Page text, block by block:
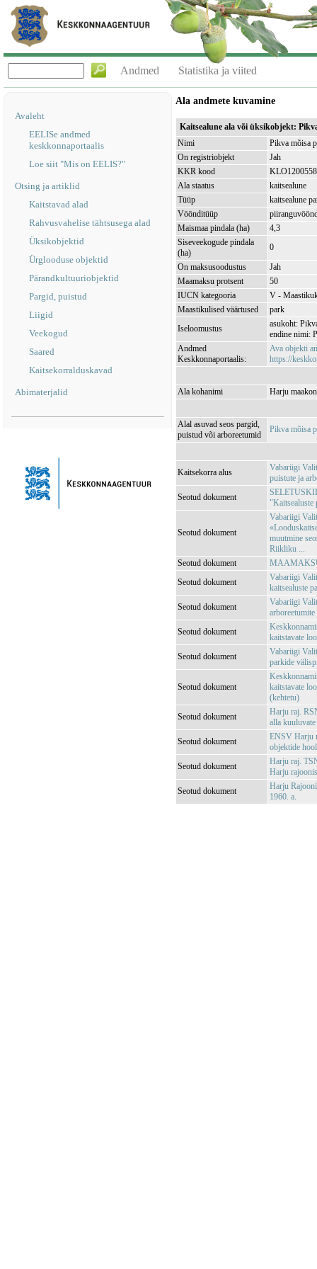
Andmed Statistika ja viited
Avaleht
EELISe andmed
keskkonnaportaalis
Loe siit "Mis on EELIS?"
Otsing ja artiklid
Kaitstavad alad
Rahvusvahelise tähtsusega alad
Üksikobjektid
Ürglooduse objektid
Pärandkultuuriobjektid
Pargid, puistud
Liigid
Veekogud
Saared
Kaitsekorralduskavad
Abimaterjalid
Ala andmete kuvamine
Kaitsealune ala või üksikobjekt:
Nimi
Pikva mõisa
On registriobjekt
Jah
KKR kood
KLO1200558
Ala staatus
kaitsealune
Tüüp
kaitsealune
Vöönditüüp
Maismaa pindala (ha)
4,3
Siseveekogude pindala
(ha)
0
On maksusoodustus
Jah
Maamaksu protsent
50
IUCN kategooria
V -
Maastikulised väärtused
park
Iseloomustus
asukoht:
endine nimi:
Andmed
Keskkonnaportaalis:
Ava objekti
https://
Ala kohanimi Harju
Alal asuvad seos pargid,
puistud või arboreetumid
Pikva mõisa
Kaitsekorra alus
Vabariigi
puistute ja
Seotud dokument
"Kaitsealuste
Seotud dokument
Vabariigi
muutmine
Riikliku ...
Seotud dokument
Seotud dokument
Vabariigi
kaitsealuste
Seotud dokument
Vabariigi
Seotud dokument
kaitstavate
Seotud dokument
Vabariigi
parkide
Seotud dokument
kaitstavate
(kehtetu)
Seotud dokument
Harju raj.
alla
Seotud dokument
ENSV Harju
objektide
Seotud dokument
Harju raj.
Harju
Seotud dokument
Harju
1960. a.